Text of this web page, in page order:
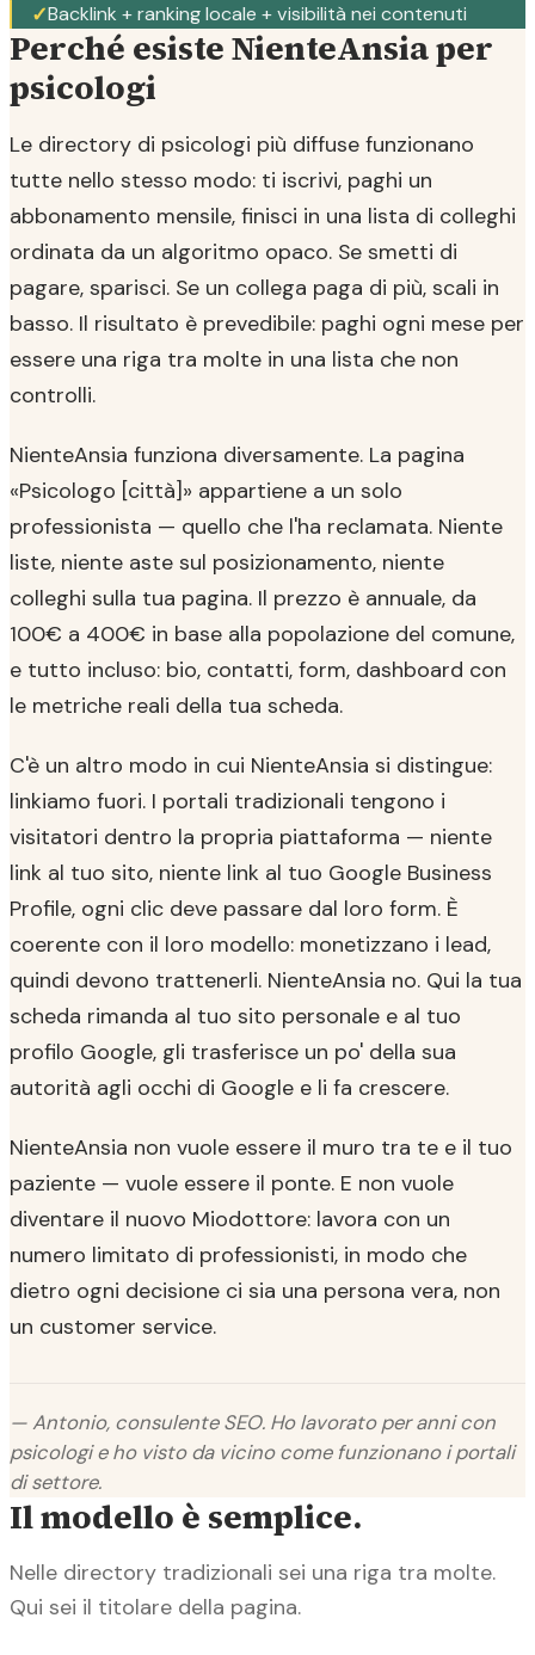
✓Backlink + ranking locale + visibilità nei contenuti
Perché esiste NienteAnsia per
psicologi
Le directory di psicologi più diffuse funzionano
tutte nello stesso modo: ti iscrivi, paghi un
abbonamento mensile, finisci in una lista di colleghi
ordinata da un algoritmo opaco. Se smetti di
pagare, sparisci. Se un collega paga di più, scali in
basso. Il risultato è prevedibile: paghi ogni mese per
essere una riga tra molte in una lista che non
controlli.
NienteAnsia funziona diversamente. La pagina
«Psicologo [città]» appartiene a un solo
professionista — quello che l'ha reclamata. Niente
liste, niente aste sul posizionamento, niente
colleghi sulla tua pagina. Il prezzo è annuale, da
100€ a 400€ in base alla popolazione del comune,
e tutto incluso: bio, contatti, form, dashboard con
le metriche reali della tua scheda.
C'è un altro modo in cui NienteAnsia si distingue:
linkiamo fuori. I portali tradizionali tengono i
visitatori dentro la propria piattaforma — niente
link al tuo sito, niente link al tuo Google Business
Profile, ogni clic deve passare dal loro form. È
coerente con il loro modello: monetizzano i lead,
quindi devono trattenerli. NienteAnsia no. Qui la tua
scheda rimanda al tuo sito personale e al tuo
profilo Google, gli trasferisce un po' della sua
autorità agli occhi di Google e li fa crescere.
NienteAnsia non vuole essere il muro tra te e il tuo
paziente — vuole essere il ponte. E non vuole
diventare il nuovo Miodottore: lavora con un
numero limitato di professionisti, in modo che
dietro ogni decisione ci sia una persona vera, non
un customer service.
— Antonio, consulente SEO. Ho lavorato per anni con
psicologi e ho visto da vicino come funzionano i portali
di settore.
Il modello è semplice.
Nelle directory tradizionali sei una riga tra molte.
Qui sei il titolare della pagina.